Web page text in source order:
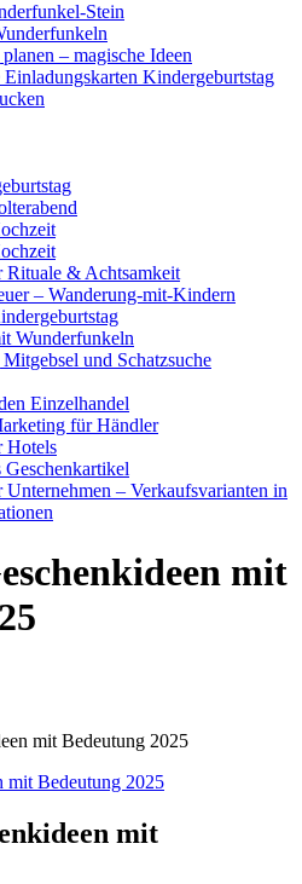
Stein
– magische Ideen
Einladungskarten Kindergeburtstag
Rituale & Achtsamkeit
– Wanderung-mit-Kindern
Wunderfunkeln
und Schatzsuche
Einzelhandel
für Händler
Hotels
– Verkaufsvarianten in
mit
mit Bedeutung 2025
mit